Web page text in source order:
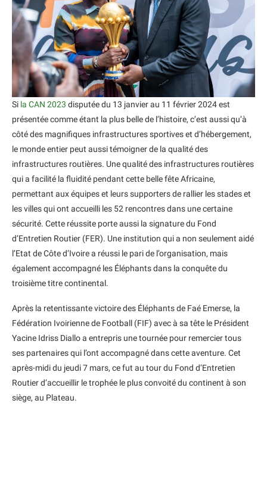
Si la CAN 2023 disputée du 13 janvier au 11 février 2024 est
présentée comme étant la plus belle de l’histoire, c’est aussi qu’à
côté des magnifiques infrastructures sportives et d’hébergement,
le monde entier peut aussi témoigner de la qualité des
infrastructures routières. Une qualité des infrastructures routières
qui a facilité la fluidité pendant cette belle fête Africaine,
permettant aux équipes et leurs supporters de rallier les stades et
les villes qui ont accueilli les 52 rencontres dans une certaine
sécurité. Cette réussite porte aussi la signature du Fond
d’Entretien Routier (FER). Une institution qui a non seulement aidé
l’Etat de Côte d’Ivoire a réussi le pari de l’organisation, mais
également accompagné les Éléphants dans la conquête du
troisième titre continental.
Après la retentissante victoire des Éléphants de Faé Emerse, la
Fédération Ivoirienne de Football (FIF) avec à sa tête le Président
Yacine Idriss Diallo a entrepris une tournée pour remercier tous
ses partenaires qui l’ont accompagné dans cette aventure. Cet
après-midi du jeudi 7 mars, ce fut au tour du Fond d’Entretien
Routier d’accueillir le trophée le plus convoité du continent à son
siège, au Plateau.